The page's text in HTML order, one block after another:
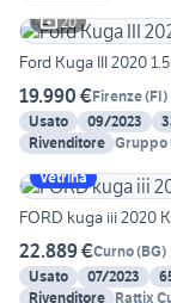
20
Ford Kuga III 2020
19.990 €Firenze(FI)
Usato
09/2023
Rivenditore Gruppo
Vetrina
FORD kuga iii 2020
22.889 €Curno(BG)
Usato
07/2023
Rivenditore Rattix